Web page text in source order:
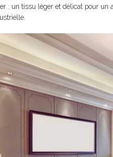
: un tissu léger et délicat pour